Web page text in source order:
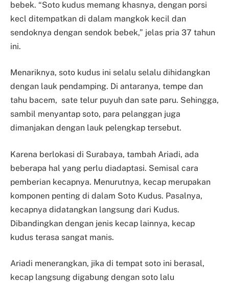
bebek. “Soto kudus memang khasnya, dengan porsi
kecl ditempatkan di dalam mangkok kecil dan
sendoknya dengan sendok bebek,” jelas pria 37 tahun
ini.
Menariknya, soto kudus ini selalu selalu dihidangkan
dengan lauk pendamping. Di antaranya, tempe dan
tahu bacem, sate telur puyuh dan sate paru. Sehingga,
sambil menyantap soto, para pelanggan juga
dimanjakan dengan lauk pelengkap tersebut.
Karena berlokasi di Surabaya, tambah Ariadi, ada
beberapa hal yang perlu diadaptasi. Semisal cara
pemberian kecapnya. Menurutnya, kecap merupakan
komponen penting di dalam Soto Kudus. Pasalnya,
kecapnya didatangkan langsung dari Kudus.
Dibandingkan dengan jenis kecap lainnya, kecap
kudus terasa sangat manis.
Ariadi menerangkan, jika di tempat soto ini berasal,
kecap langsung digabung dengan soto lalu